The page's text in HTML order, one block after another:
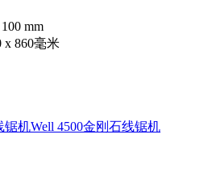
mm
x 860毫米
锯机Well 4500金刚石线锯机